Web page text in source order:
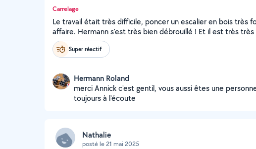
Carrelage
Le travail était très difficile, poncer un escalier en bois très
affaire. Hermann s'est très bien débrouillé ! Et il est très très
Super réactif
Hermann Roland
merci Annick c'est gentil, vous aussi êtes une
toujours à l'écoute
Nathalie
posté le 21 mai 2025